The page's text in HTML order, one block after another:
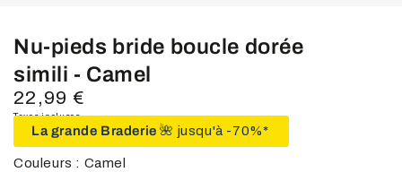
Nu-pieds bride boucle dorée
simili - Camel
Prix
normal
22,99 €
Taxes incluses.
La grande Braderie 🌺 jusqu'à -70%*
Couleurs : Camel